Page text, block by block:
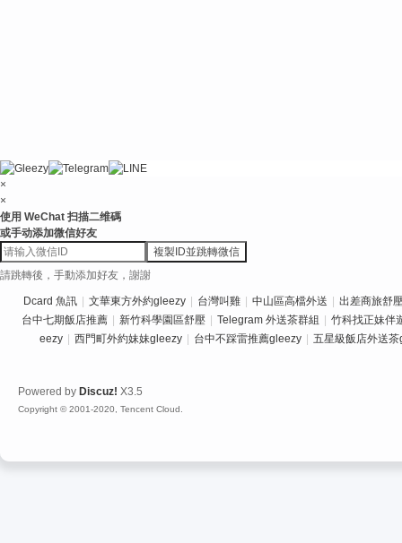
×
×
使用 WeChat 扫描二维碼
或手动添加微信好友
複製ID並跳轉微信
請跳轉後，手動添加好友，謝謝
Dcard 魚訊 文華東方外約gleezy 台灣叫雞 中山區高檔外送
出差商旅舒
台中七期飯店推薦
新竹科學園區舒壓 Telegram 外送茶群組
竹科找正妹伴
eezy
西門町外約妹妹gleezy 台中不踩雷推薦gleezy 五星級飯店外送
Powered by Discuz! X3.5
Copyright © 2001-2020, Tencent Cloud.